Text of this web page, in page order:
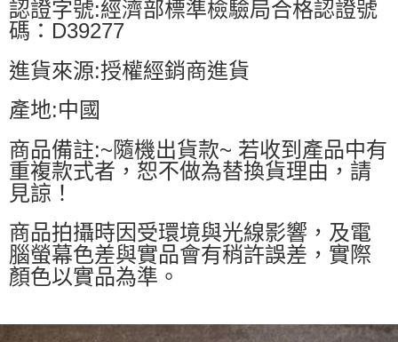
認證字號:經濟部標準檢驗局合格認證號
碼：D39277
進貨來源:授權經銷商進貨
產地:中國
商品備註:~隨機出貨款~ 若收到產品中有
重複款式者，恕不做為替換貨理由，請
見諒！
商品拍攝時因受環境與光線影響，及電
腦螢幕色差與實品會有稍許誤差，實際
顏色以實品為準。